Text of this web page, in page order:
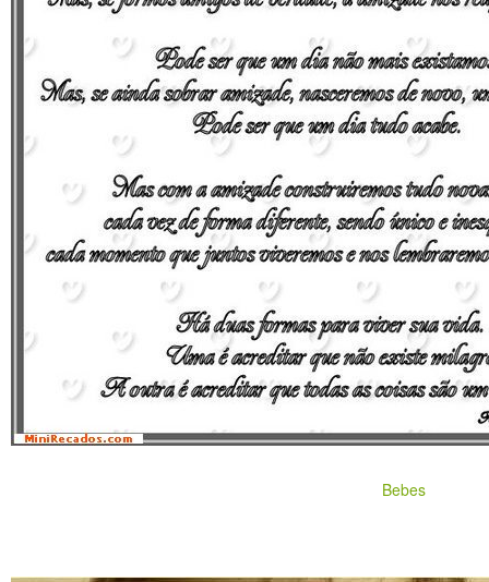
Bebes